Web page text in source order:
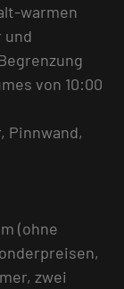
warmen
und
von 10:00
Pinnwand,
(ohne
zwei